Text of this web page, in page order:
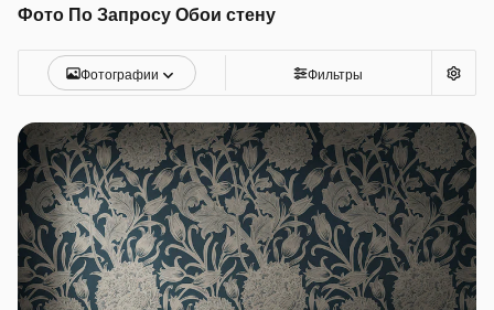
Фото По Запросу Обои стену
Фотографии Фильтры